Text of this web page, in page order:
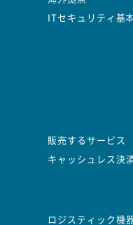
ITセキュリティ基
販売するサービス
キャッシュレス決
ロジスティック機